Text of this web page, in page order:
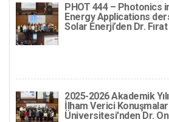
PHOT 444 – Photonics
Energy Applications
Solar Enerji’den Dr. Fırat
2025-2026 Akademik
İlham Verici
Üniversitesi'nden Dr.